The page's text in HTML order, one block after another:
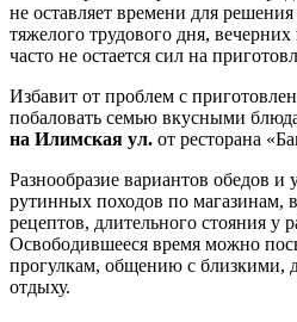
не оставляет времени для
тяжелого трудового дня,
часто не остается сил на
Избавит от проблем с
побаловать семью вкусными
на Илимская ул. от ресторана
Разнообразие вариантов обедов и
рутинных походов по магазинам,
рецептов, длительного стояния у
Освободившееся время можно
прогулкам, общению с близкими,
отдыху.